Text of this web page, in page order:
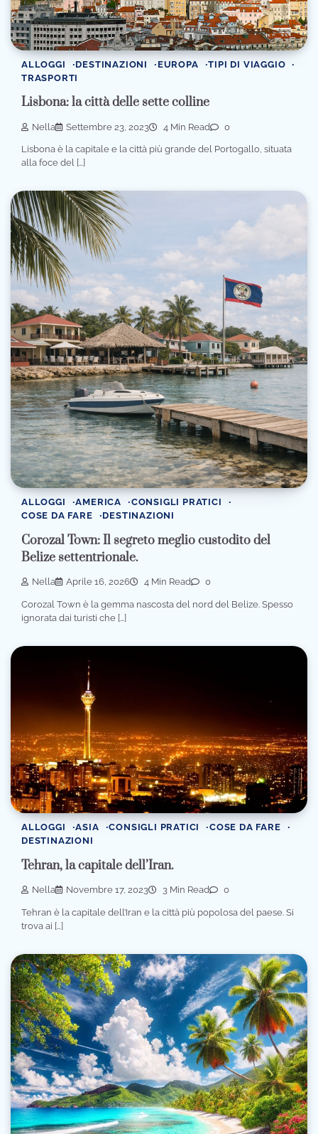
ALLOGGI DESTINAZIONI EUROPA
TIPI DI VIAGGIO
TRASPORTI
Lisbona: la città delle sette colline
Nella Settembre 23, 2023 4 Min Read 0
Lisbona è la capitale e la città più grande del Portogallo, situata
alla foce del […]
ALLOGGI AMERICA
CONSIGLI PRATICI
COSE DA FARE
DESTINAZIONI
Corozal Town: Il segreto meglio custodito del
Belize settentrionale.
Nella Aprile 16, 2026 4 Min Read 0
Corozal Town è la gemma nascosta del nord del Belize. Spesso
ignorata dai turisti che […]
ALLOGGI ASIA CONSIGLI PRATICI
COSE DA FARE
DESTINAZIONI
Tehran, la capitale dell’Iran.
Nella Novembre 17, 2023 3 Min Read 0
Tehran è la capitale dell’Iran e la città più popolosa del paese. Si
trova ai […]